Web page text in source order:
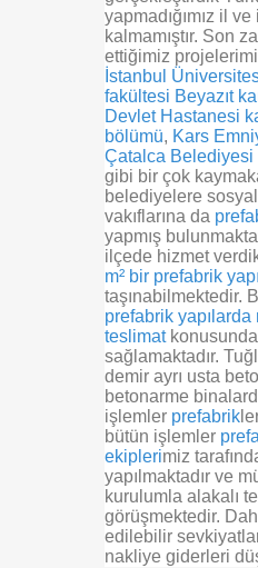
yapmadığımız il
kalmamıştır. Son
ettiğimiz
İstanbul
fakültesi Beyazıt
Devlet Hastanesi
bölümü, Kars
Çatalca Belediyesi
gibi bir çok
belediyelere
vakıflarına da
yapmış
ilçede hizmet
m² bir prefabrik yapı
taşınabilmektedir.
prefabrik
teslimat
sağlamaktadır.
demir ayrı usta
betonarme
işlemler prefabrik
bütün işlemler
ekiplerimiz
yapılmaktadır ve
kurulumla alakalı
görüşmektedir.
edilebilir
nakliye giderleri